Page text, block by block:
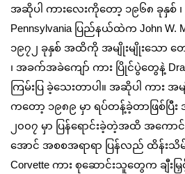
အဆိုပါ ကားလေးကိုတော့ ၁၉၆၈ ခုနှစ်
Pennsylvania ပြည်နယ်ထဲက John
၁၉၇၂ ခုနှစ် အထိကို အမျိုးမျိုးသော
၊ အခက်အခဲကျော် ကား ပြိုင်ပွဲတွေနဲ့ Drag
ကြမ်းပြ ခဲ့သေးတာပါ။ အဆိုပါ ကား
ကတော့ ၁၉၈၉ မှာ ရပ်တန့်ခဲ့တာဖြစ်ပြီ
၂၀၀၇ မှာ ပြန်ရောင်းခဲ့တဲ့အထိ အကေ
အောင် အစစအရာရာ ပြန်လည် ထိန်းသိမ်း
Corvette ကား စုဆောင်းသူတွေက ချီးမြှ